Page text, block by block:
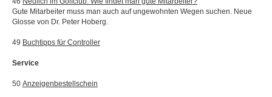
Gute Mitarbeiter muss man auch auf ungewohnten Wegen suchen. Neue
Glosse von Dr. Peter Hoberg.
49 Buchtipps für Controller
Service
50 Anzeigenbestellschein